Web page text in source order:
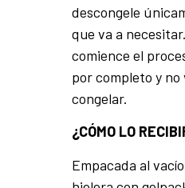
descongele
que va a
comience el
por completo y no
congelar.
¿CÓMO LO
Empacada al